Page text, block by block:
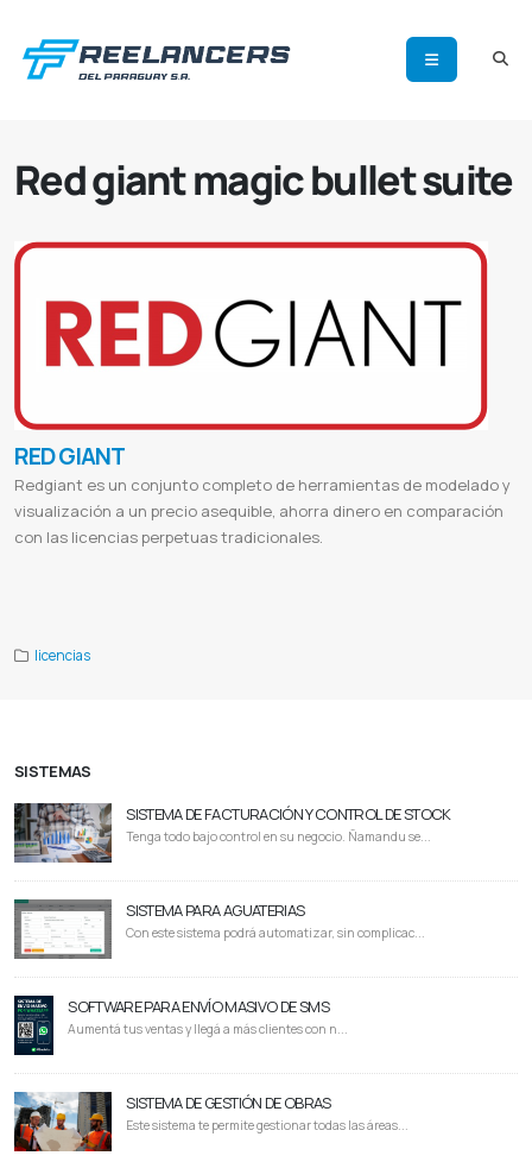
Red giant magic bullet suite
RED GIANT
Redgiant es un conjunto completo de herramientas de modelado y
visualización a un precio asequible, ahorra dinero en comparación
con las licencias perpetuas tradicionales.
licencias
SISTEMAS
SISTEMA DE FACTURACIÓN Y CONTROL DE STOCK
Tenga todo bajo control en su negocio. Ñamandu se...
SISTEMA PARA AGUATERIAS
Con este sistema podrá automatizar, sin complicac...
SOFTWARE PARA ENVÍO MASIVO DE SMS
Aumentá tus ventas y llegá a más clientes con n...
SISTEMA DE GESTIÓN DE OBRAS
Este sistema te permite gestionar todas las áreas...